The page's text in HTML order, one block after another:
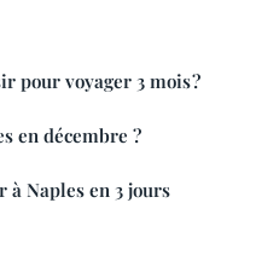
pour voyager 3 mois ?
en décembre ?
Naples en 3 jours